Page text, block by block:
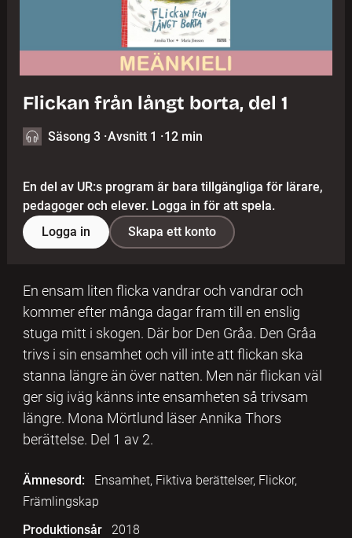
Flickan från långt borta, del 1
Säsong 3 ·Avsnitt 1 ·12 min
En del av UR:s program är bara tillgängliga för lärare,
pedagoger och elever. Logga in för att spela.
Logga in
Skapa ett konto
En ensam liten flicka vandrar och vandrar och
kommer efter många dagar fram till en enslig
stuga mitt i skogen. Där bor Den Gråa. Den Gråa
trivs i sin ensamhet och vill inte att flickan ska
stanna längre än över natten. Men när flickan väl
ger sig iväg känns inte ensamheten så trivsam
längre. Mona Mörtlund läser Annika Thors
berättelse. Del 1 av 2.
Ämnesord:
Ensamhet, Fiktiva berättelser, Flickor,
Främlingskap
Produktionsår
2018